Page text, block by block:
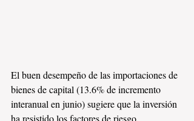
El buen desempeño de las importaciones de
bienes de capital (13.6% de incremento
interanual en junio) sugiere que la inversión